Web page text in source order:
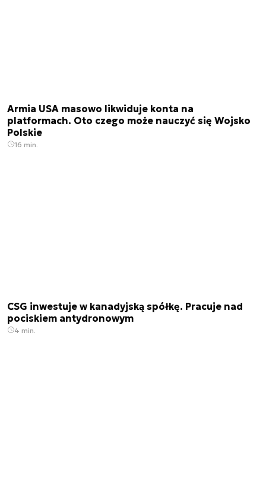
Armia USA masowo likwiduje konta na
platformach. Oto czego może nauczyć się Wojsko
Polskie
16 min.
CSG inwestuje w kanadyjską spółkę. Pracuje nad
pociskiem antydronowym
4 min.